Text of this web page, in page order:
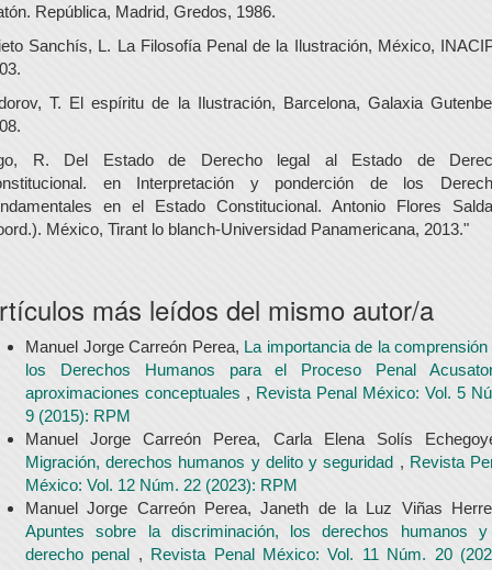
República, Madrid, Gredos, 1986.
Sanchís, L. La Filosofía Penal de la Ilustración, México,
T. El espíritu de la Ilustración, Barcelona, Galaxia
R. Del Estado de Derecho legal al Estado de
en Interpretación y ponderción de los
en el Estado Constitucional. Antonio Flores
México, Tirant lo blanch-Universidad Panamericana, 2013."
más leídos del mismo autor/a
Manuel Jorge Carreón Perea, La importancia de la comprensión
los Derechos Humanos para el Proceso Penal
aproximaciones conceptuales , Revista Penal México: Vol. 5
9 (2015): RPM
Manuel Jorge Carreón Perea, Carla Elena Solís
Migración, derechos humanos y delito y seguridad , Revista
México: Vol. 12 Núm. 22 (2023): RPM
Manuel Jorge Carreón Perea, Janeth de la Luz Viñas
Apuntes sobre la discriminación, los derechos humanos
derecho penal , Revista Penal México: Vol. 11 Núm. 20